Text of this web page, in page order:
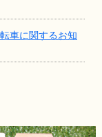
車に関するお知